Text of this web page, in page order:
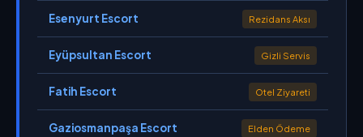
Esenyurt Escort Rezidans Aksı
Eyüpsultan Escort Gizli Servis
Fatih Escort Otel Ziyareti
Gaziosmanpaşa Escort Elden Ödeme